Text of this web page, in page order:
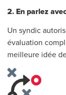
2. En parlez
Un syndic
évaluation
meilleure idée